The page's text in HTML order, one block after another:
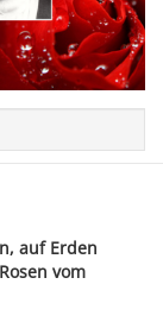
auf Erden
vom